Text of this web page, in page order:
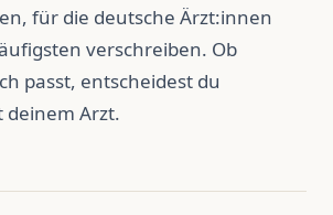
für die deutsche Ärzt:innen
verschreiben. Ob
passt, entscheidest du
deinem Arzt.